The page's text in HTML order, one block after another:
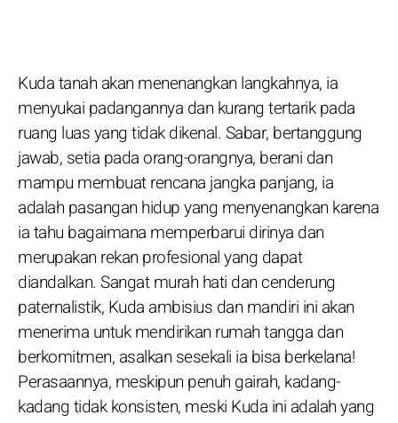
Kuda tanah akan menenangkan langkahnya, ia
menyukai padangannya dan kurang tertarik pada
ruang luas yang tidak dikenal. Sabar, bertanggung
jawab, setia pada orang-orangnya, berani dan
mampu membuat rencana jangka panjang, ia
adalah pasangan hidup yang menyenangkan karena
ia tahu bagaimana memperbarui dirinya dan
merupakan rekan profesional yang dapat
diandalkan. Sangat murah hati dan cenderung
paternalistik, Kuda ambisius dan mandiri ini akan
menerima untuk mendirikan rumah tangga dan
berkomitmen, asalkan sesekali ia bisa berkelana!
Perasaannya, meskipun penuh gairah, kadang-
kadang tidak konsisten, meski Kuda ini adalah yang